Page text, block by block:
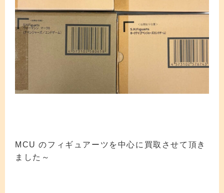
MCU のフィギュアーツを中心に買取させて頂き
ました～